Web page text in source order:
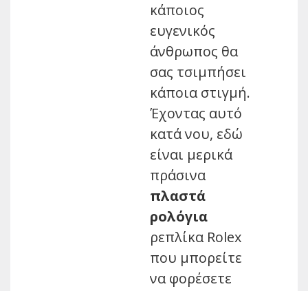
κάποιος
ευγενικός
άνθρωπος θα
σας τσιμπήσει
κάποια στιγμή.
Έχοντας αυτό
κατά νου, εδώ
είναι μερικά
πράσινα
πλαστά
ρολόγια
ρεπλίκα Rolex
που μπορείτε
να φορέσετε